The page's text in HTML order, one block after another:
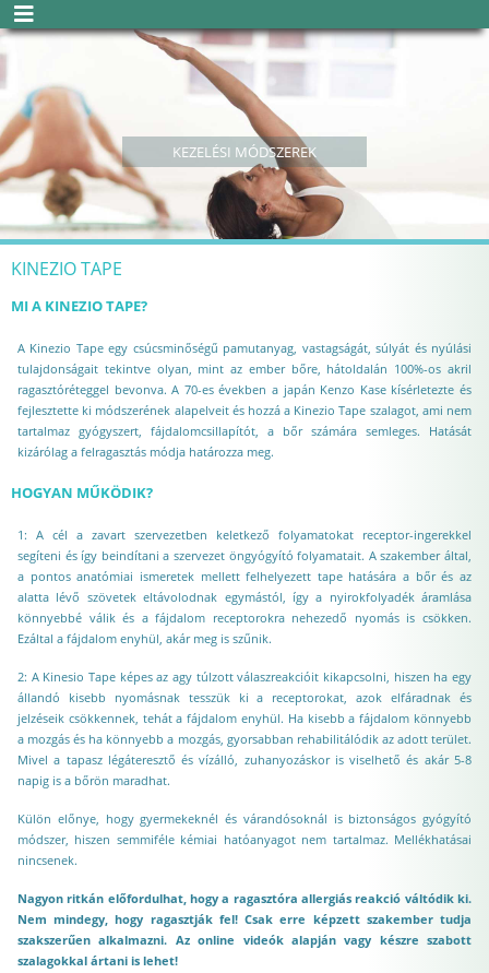
KEZELÉSI MÓDSZEREK
KINEZIO TAPE
MI A KINEZIO TAPE?
A Kinezio Tape egy csúcsminőségű pamutanyag, vastagságát, súlyát és nyúlási
tulajdonságait tekintve olyan, mint az ember bőre, hátoldalán 100%-os akril
ragasztóréteggel bevonva. A 70-es években a japán Kenzo Kase kísérletezte és
fejlesztette ki módszerének alapelveit és hozzá a Kinezio Tape szalagot, ami nem
tartalmaz gyógyszert, fájdalomcsillapítót, a bőr számára semleges. Hatását
kizárólag a felragasztás módja határozza meg.
HOGYAN MŰKÖDIK?
1: A cél a zavart szervezetben keletkező folyamatokat receptor-ingerekkel
segíteni és így beindítani a szervezet öngyógyító folyamatait. A szakember által,
a pontos anatómiai ismeretek mellett felhelyezett tape hatására a bőr és az
alatta lévő szövetek eltávolodnak egymástól, így a nyirokfolyadék áramlása
könnyebbé válik és a fájdalom receptorokra nehezedő nyomás is csökken.
Ezáltal a fájdalom enyhül, akár meg is szűnik.
2: A Kinesio Tape képes az agy túlzott válaszreakcióit kikapcsolni, hiszen ha egy
állandó kisebb nyomásnak tesszük ki a receptorokat, azok elfáradnak és
jelzéseik csökkennek, tehát a fájdalom enyhül. Ha kisebb a fájdalom könnyebb
a mozgás és ha könnyebb a mozgás, gyorsabban rehabilitálódik az adott terület.
Mivel a tapasz légáteresztő és vízálló, zuhanyozáskor is viselhető és akár 5-8
napig is a bőrön maradhat.
Külön előnye, hogy gyermekeknél és várandósoknál is biztonságos gyógyító
módszer, hiszen semmiféle kémiai hatóanyagot nem tartalmaz. Mellékhatásai
nincsenek.
Nagyon ritkán előfordulhat, hogy a ragasztóra allergiás reakció váltódik ki.
Nem mindegy, hogy ragasztják fel! Csak erre képzett szakember tudja
szakszerűen alkalmazni. Az online videók alapján vagy készre szabott
szalagokkal ártani is lehet!